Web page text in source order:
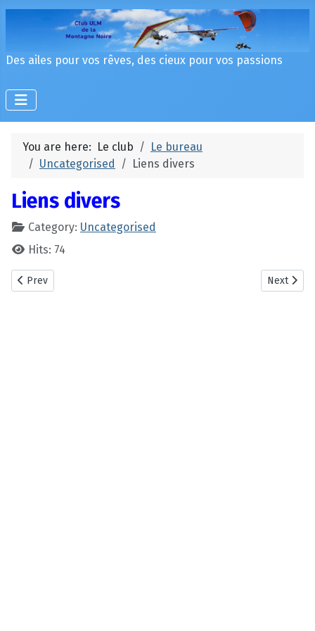
Des ailes pour vos rêves, des cieux pour vos passions
You are here: Le club
Le bureau
Uncategorised
Liens divers
Liens divers
Category: Uncategorised
Hits: 74
Previous article: Cond de bapteme de l'air
Prev Next
Next